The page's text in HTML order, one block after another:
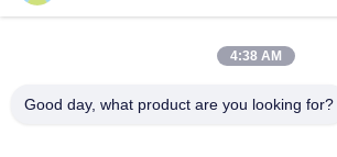
telefone
4:38 AM
Good day, what product are you looking for?